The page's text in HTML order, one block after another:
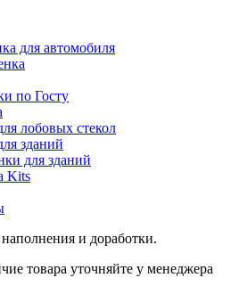
для автомобиля
по Госту
лобовых стекол
зданий
для зданий
Kits
и доработки.
товара уточняйте у менеджера